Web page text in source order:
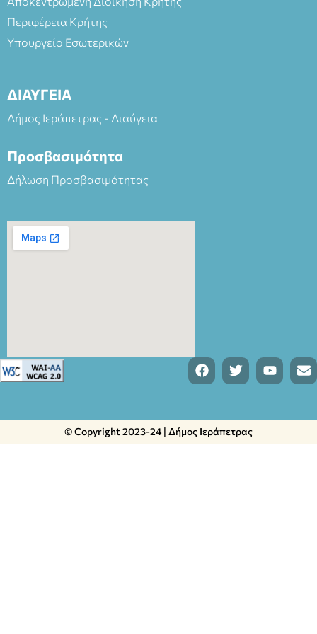
Περιφέρεια Κρήτης
Υπουργείο Εσωτερικών
ΔΙΑΥΓΕΙΑ
Δήμος Ιεράπετρας - Διαύγεια
Προσβασιμότητα
Δήλωση Προσβασιμότητας
© Copyright 2023-24 | Δήμος Ιεράπετρας